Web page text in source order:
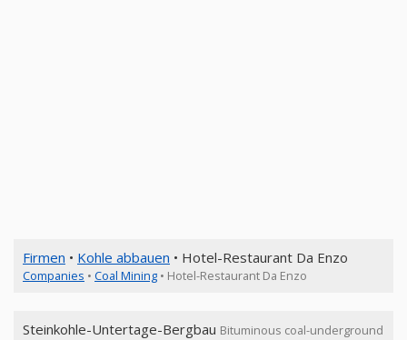
Firmen • Kohle abbauen • Hotel-Restaurant Da Enzo
Companies • Coal Mining • Hotel-Restaurant Da Enzo
Steinkohle-Untertage-Bergbau Bituminous coal-underground